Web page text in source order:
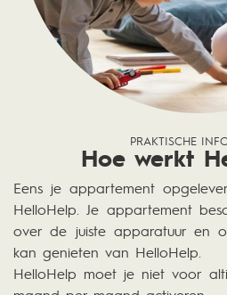
PRAKTISCHE
Hoe werkt
Eens je appartement
HelloHelp. Je appartement
over de juiste apparatuur en
kan genieten van HelloHelp.
HelloHelp moet je niet voor